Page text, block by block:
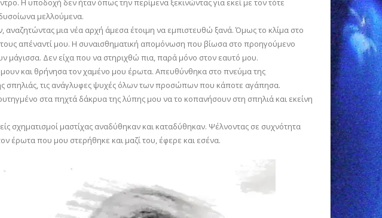
μελλούμενα.
μια νέα αρχή άμεσα έτοιμη να εμπιστευθώ ξανά. Όμως το κλίμα στο
απέναντί μου. Η συναισθηματική απομόνωση που βίωσα στο προηγούμενο
Δεν είχα που να στηριχθώ πια, παρά μόνο στον εαυτό μου.
και θρήνησα τον χαμένο μου έρωτα. Απευθύνθηκα στο πνεύμα της
σπηλιάς, τις ανάγλυφες ψυχές όλων των προσώπων που κάποτε αγάπησα.
στα πηχτά δάκρυα της λύπης μου να το κοπανήσουν στη σπηλιά και εκείνη
σχηματισμοί μαστίχας αναδύθηκαν και καταδύθηκαν. Ψέλνοντας σε συχνότητα
έρωτα που μου στερήθηκε και μαζί του, έφερε και εσένα.